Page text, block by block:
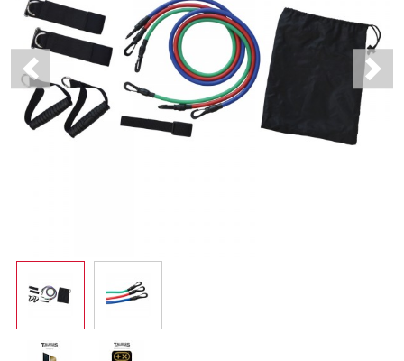
Previous Next